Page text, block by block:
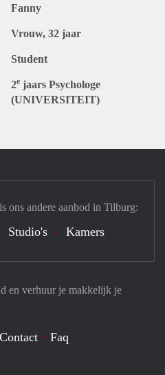
Fanny
Vrouw, 32 jaar
Student
2e jaars Psychologe
(UNIVERSITEIT)
en verhuur je makkelijk je
Contact
Faq
ons andere aanbod in Tilburg:
Studio's Kamers